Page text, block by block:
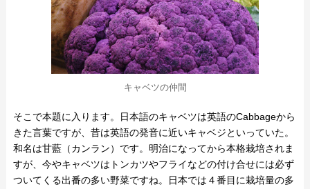
キャベツの仲間
そこで本題に入ります。日本語のキャベツは英語のCabbageから
きた言葉ですが、昔は英語の発音に近いキャベジといっていた。
和名は甘藍（カンラン）です。明治になってから本格栽培されま
すが、今やキャベツはトンカツやフライなどの付け合せには必ず
ついてくる出番の多い野菜ですね。日本では４番目に栽培量の多